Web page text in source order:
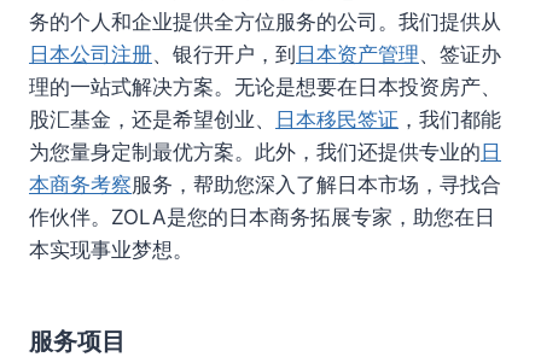
务的个人和企业提供全方位服务的公司。我们提供从
日本公司注册、银行开户，到日本资产管理、签证办
理的一站式解决方案。无论是想要在日本投资房产、
股汇基金，还是希望创业、 日本移民签证 ，我们都能
为您量身定制最优方案。此外，我们还提供专业的日
本商务考察服务，帮助您深入了解日本市场，寻找合
作伙伴。ZOLA是您的日本商务拓展专家，助您在日
本实现事业梦想。
服务项目